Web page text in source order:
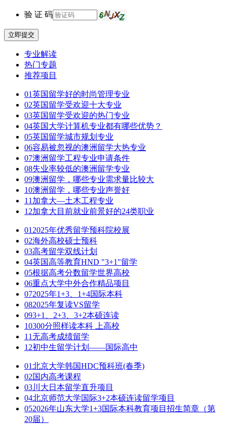
验 证 码
立即提交
专业解读
热门专题
推荐项目
01英国留学好的时尚管理专业
02英国留学受欢迎十大专业
03英国留学受欢迎的热门专业
04英国大学计算机专业都有哪些优势？
05英国留学城市规划专业
06容易被忽视的澳洲留学大热专业
07澳洲留学工程专业申请条件
08失业率较低的澳洲留学专业
09澳洲留学，哪些专业需求量比较大
10澳洲留学，哪些专业声誉好
11 加拿大—土木工程专业
12加拿大目前就业前景好的24类职业
01 2025年优秀留学预科院校展
02海外高校硕士预科
03高考留学双线计划
04英国高等教育HND "3+1"留学
05根据高考分数留学世界高校
06重点大学中外合作精品项目
072025年1+3、1+4国际本科
082025年复读VS留学
093+1、2+3、3+2本硕连读
10300分照样读本科 上高校
11无高考成绩留学
12初中生留学计划——国际高中
01北京大学韩国HDC预科班(春季)
02国内高考课程
03川大日本留学直升项目
04北京师范大学国际3+2本硕连读留学项目
052026年山东大学1+3国际本科教育项目招生简章（第
20届）